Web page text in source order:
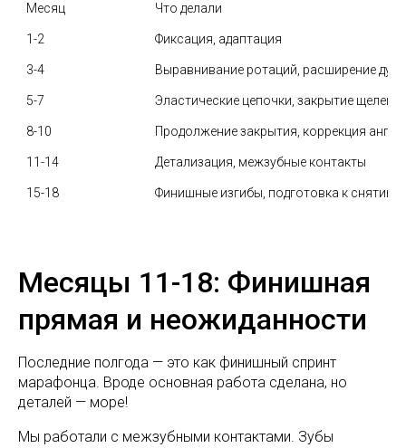
Месяц Что делали
1-2 Фиксация, адаптация
3-4 Выравнивание ротаций, расширение дуги
5-7 Эластические цепочки, закрытие щелей
8-10 Продолжение закрытия, коррекция
11-14 Детализация, межзубные контакты
15-18 Финишные изгибы, подготовка к снятию
Месяцы 11-18: Финишная
прямая и неожиданности
Последние полгода — это как финишный спринт
марафонца. Вроде основная работа сделана, но
деталей — море!
Мы работали с межзубными контактами. Зубы